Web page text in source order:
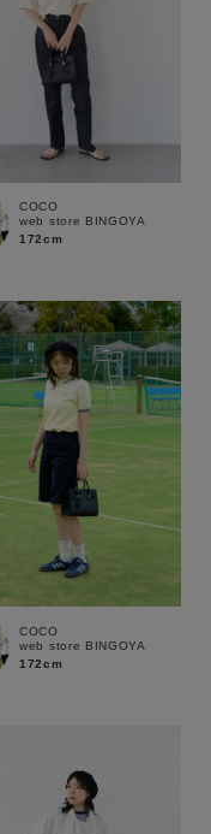
COCO
web store BINGOYA
172cm
COCO
web store BINGOYA
172cm